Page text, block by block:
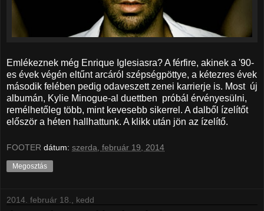
Emlékeznek még Enrique Iglesiasra? A férfire, akinek a '90-
es évek végén eltűnt arcáról szépségpöttye, a kétezres évek
második felében pedig odaveszett zenei karrierje is. Most új
albumán, Kylie Minogue-al duettben próbál érvényesülni,
remélhetőleg több, mint kevesebb sikerrel. A dalből ízelítőt
először a héten hallhattunk. A klikk után jön az ízelítő.
FOOTER dátum: szerda, február 19, 2014
Megosztás
2014. február 18., kedd